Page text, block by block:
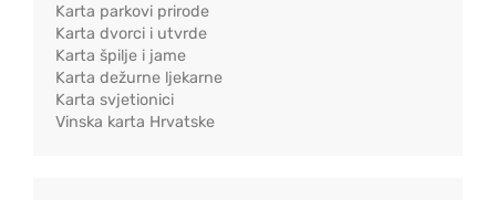
Karta parkovi prirode
Karta dvorci i utvrde
Karta špilje i jame
Karta dežurne ljekarne
Karta svjetionici
Vinska karta Hrvatske